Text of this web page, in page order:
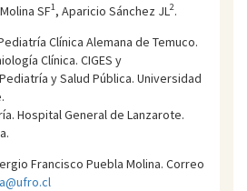
SF1, Aparicio Sánchez JL 2.
Clí­nica Alemana de Temuco.
Clí­nica. CIGES y
y Salud Pública. Universidad
Hospital General de Lanzarote.
Francisco Puebla Molina. Correo